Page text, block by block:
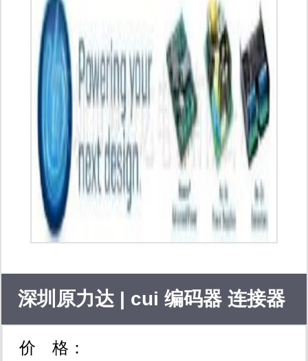
营影音ic,电源管理,光电耦
合,工控通信）
电。st 、 infineon、ns、on、nxp、ti、
toshiba、fairchild、intel、 hitachi 包括
各种dip/smd,to92封装的 二、三极管、
可控硅、三端稳压、集成电路,广泛运
用于民用、工业、军事等不同领域,库
存雄厚,专业配单,原装正品,价格优惠!
深圳原力达 | cui 编码器 连接器
蜂鸣器 扬声器 线路滤波器
价 格：